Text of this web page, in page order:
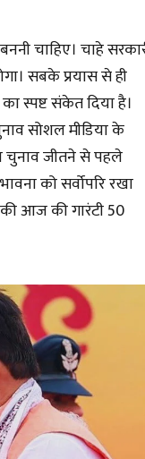
चाहिए। चाहे
सबके प्रयास से ही
स्पष्ट संकेत दिया है।
सोशल मीडिया के
चुनाव जीतने से पहले
को सर्वोपरि रखा
आज की गारंटी 50